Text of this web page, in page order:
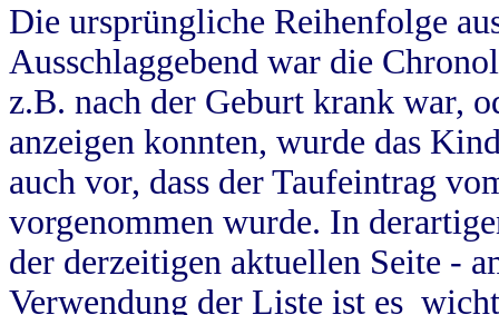
Die ursprüngliche Reihenfolge
Ausschlaggebend war die
z.B. nach der Geburt krank war,
anzeigen konnten, wurde das
auch vor, dass der Taufeintrag
vorgenommen wurde. In
der derzeitigen aktuellen Seite -
Verwendung der Liste ist es